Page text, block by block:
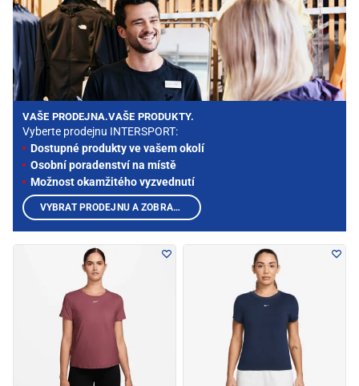
VAŠE PRODEJNA.VAŠE PRODUKTY.
Vyberte prodejnu INTERSPORT:
Dostupné produkty ve vašem okolí
Osobní poradenství na místě
Možnost okamžitého vyzvednutí
VYBRAT PRODEJNU A ZOBRAZIT PRODUKTY